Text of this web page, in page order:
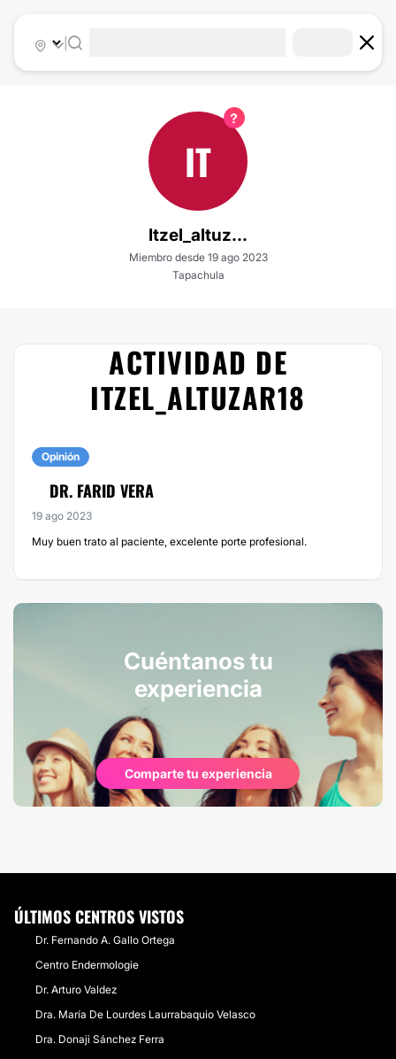
|
IT
Itzel_altuz...
Miembro desde 19 ago 2023
Tapachula
ACTIVIDAD DE
ITZEL_ALTUZAR18
Opinión
DR. FARID VERA
19 ago 2023
Muy buen trato al paciente, excelente porte profesional.
Cuéntanos tu
experiencia
Comparte tu experiencia
ÚLTIMOS CENTROS VISTOS
Dr. Fernando A. Gallo Ortega
Centro Endermologie
Dr. Arturo Valdez
Dra. María De Lourdes Laurrabaquio Velasco
Dra. Donaji Sánchez Ferra